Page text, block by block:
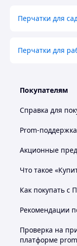
Перчатки для
Перчатки для
Покупателям
Справка для
Prom-поддержка
Акционные
Что такое
Как покупать с
Рекомендации
Проверка на
платформе